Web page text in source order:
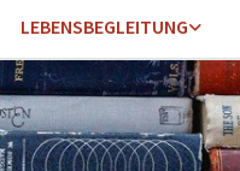
LEBENSBEGLEITUNG